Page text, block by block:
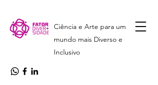
Ciência e Arte para um
mundo mais Diverso e
Inclusivo